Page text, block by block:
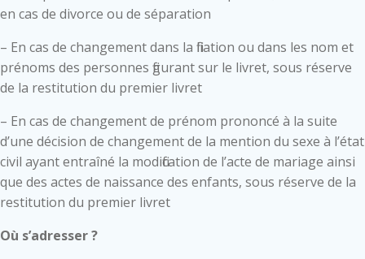
en cas de divorce ou de séparation
– En cas de changement dans la filiation ou dans les nom et
prénoms des personnes figurant sur le livret, sous réserve
de la restitution du premier livret
– En cas de changement de prénom prononcé à la suite
d’une décision de changement de la mention du sexe à l’état
civil ayant entraîné la modification de l’acte de mariage ainsi
que des actes de naissance des enfants, sous réserve de la
restitution du premier livret
Où s’adresser ?